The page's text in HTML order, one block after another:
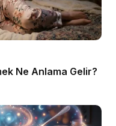
Ne Anlama Gelir?